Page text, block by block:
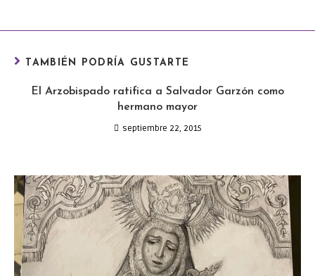
TAMBIÉN PODRÍA GUSTARTE
El Arzobispado ratifica a Salvador Garzón como
hermano mayor
septiembre 22, 2015